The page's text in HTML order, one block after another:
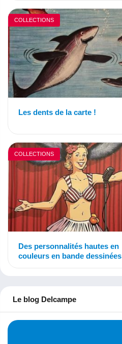
COLLECTIONS
Les dents de la carte !
COLLECTIONS
Des personnalités hautes en
couleurs en bande dessinées
Le blog Delcampe